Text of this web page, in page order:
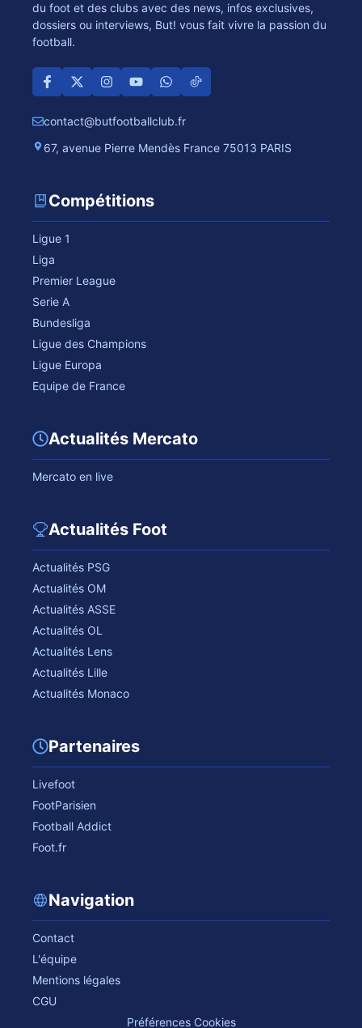
du foot et des clubs avec des news, infos exclusives,
dossiers ou interviews, But! vous fait vivre la passion du
football.
contact@butfootballclub.fr
67, avenue Pierre Mendès France 75013 PARIS
Compétitions
Ligue 1
Liga
Premier League
Serie A
Bundesliga
Ligue des Champions
Ligue Europa
Equipe de France
Actualités Mercato
Mercato en live
Actualités Foot
Actualités PSG
Actualités OM
Actualités ASSE
Actualités OL
Actualités Lens
Actualités Lille
Actualités Monaco
Partenaires
Livefoot
FootParisien
Football Addict
Foot.fr
Navigation
Contact
L'équipe
Mentions légales
CGU
Préférences Cookies